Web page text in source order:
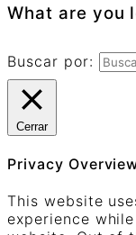
What are you
Buscar por:
Cerrar
Privacy
This website
experience